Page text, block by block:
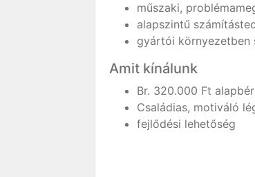
műszaki,
alapszintű
gyártói környezetben
Amit kínálunk
Br. 320.000 Ft
Családias, motiváló
fejlődési lehetőség